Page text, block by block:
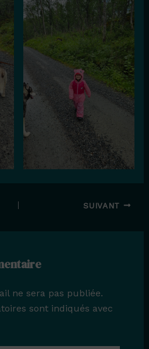
SUIVANT
ne sera pas publiée.
sont indiqués avec